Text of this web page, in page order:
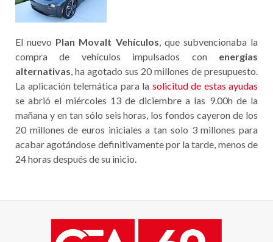
El nuevo Plan Movalt Vehículos, que subvencionaba la
compra de vehículos impulsados con energías
alternativas, ha agotado sus 20 millones de presupuesto.
La aplicación telemática para la solicitud de estas ayudas
se abrió el miércoles 13 de diciembre a las 9.00h de la
mañana y en tan sólo seis horas, los fondos cayeron de los
20 millones de euros iniciales a tan solo 3 millones para
acabar agotándose definitivamente por la tarde, menos de
24 horas después de su inicio.